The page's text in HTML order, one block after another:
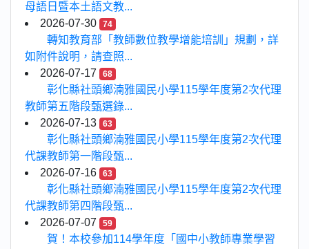
母語日暨本土語文教...
2026-07-30
74
轉知教育部「教師數位教學增能培訓」規劃，詳
如附件說明，請查照...
2026-07-17
68
彰化縣社頭鄉湳雅國民小學115學年度第2次代理
教師第五階段甄選錄...
2026-07-13
63
彰化縣社頭鄉湳雅國民小學115學年度第2次代理
代課教師第一階段甄...
2026-07-16
63
彰化縣社頭鄉湳雅國民小學115學年度第2次代理
代課教師第四階段甄...
2026-07-07
59
賀！本校參加114學年度「國中小教師專業學習